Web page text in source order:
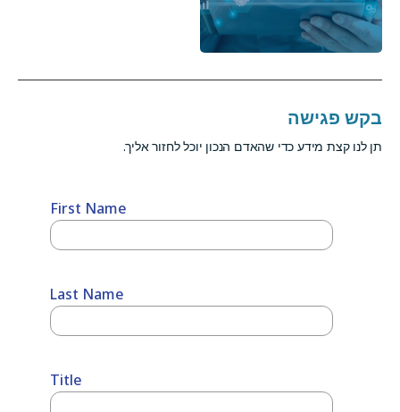
בקש פגישה
תן לנו קצת מידע כדי שהאדם הנכון יוכל לחזור אליך.